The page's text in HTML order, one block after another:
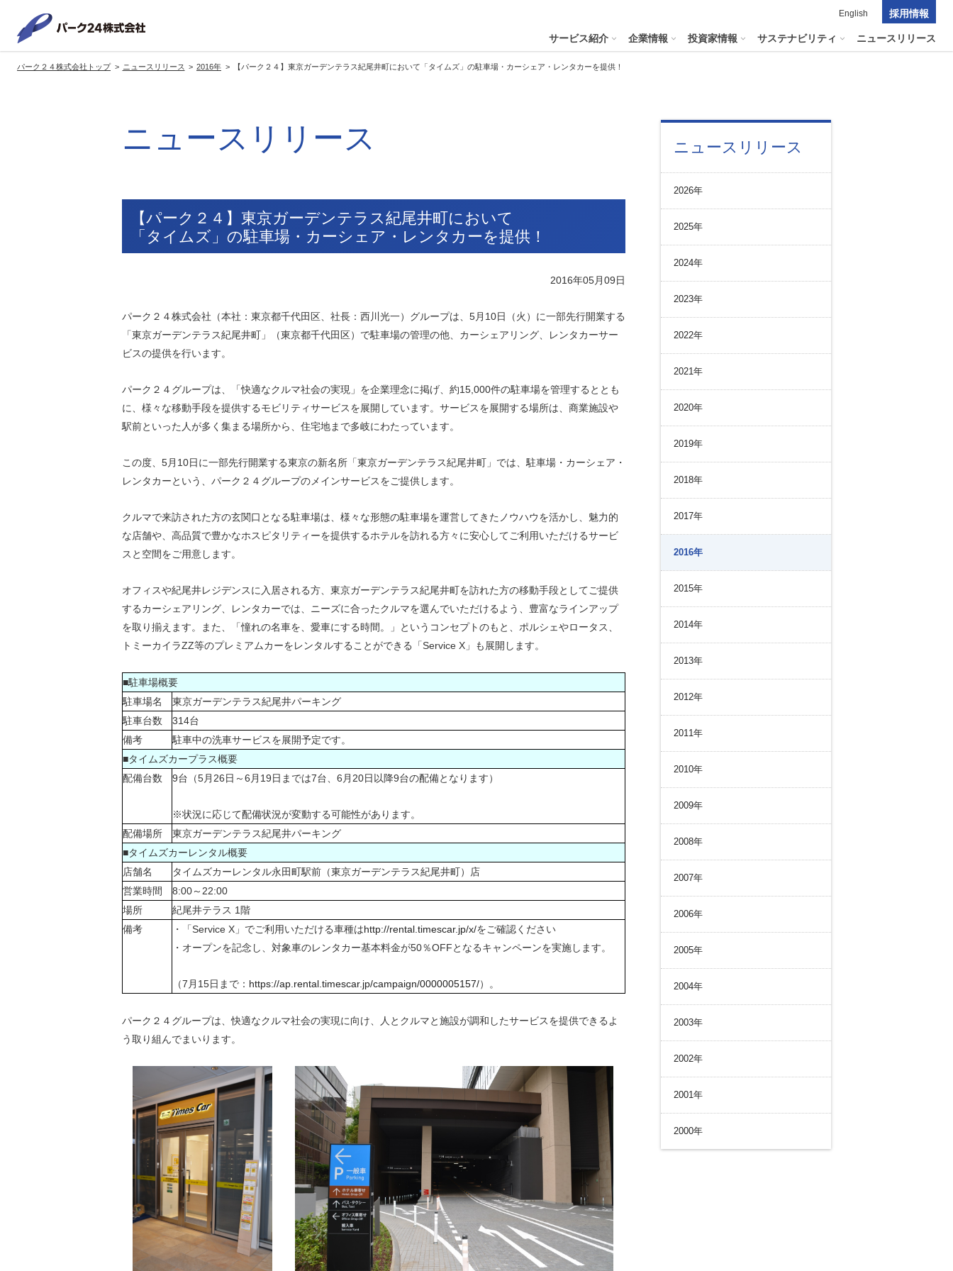
サービス紹介
駐車場サービス モビリティサービス 会員サービス
企業情報
グループの方針・展開
展開ブランド
事業拠点
会社案内
パーク２４グループ一覧
沿革
スポーツ活動
一般事業主行動計画
コンプライアンスとインテグリティ
投資家情報
経営方針
中期経営計画
（PDFファイル）
事業等のリスク
財務状況
キャッシュ・フローの状況
説明会資料・動画
有価証券報告書
統合報告書・アニュアルレポート
株式情報
株価情報 株主構成 配当情報 発行体格付 電子公告
規則
個人投資家の皆様へ
パーク２４のあゆみ
市場環境
サステナビリティ
トップコミットメント サステナビリティの推進
サステナビリティ推進体制
サステナビリティ関連データ
イニシアチブへの参画・社外からの評価​
マテリアリティ
中長期目標
環境負荷低減への貢献
（TCFD）
編集方針 （PDFファイル）
人材戦略
健康経営の推進
お客様への責任
統合報告書 ※投資家情報へリンクします
コーポレート・ガバナンスの状況
リスク管理
コンプライアンスとインテグリティ
ニュースリリース
English 採用情報
パーク２４株式会社トップ ニュースリリース 2016年 【パーク２４】東京ガーデンテラス紀尾井町において「タイムズ」の駐車場・カーシェア・レンタカーを提供！
ニュースリリース
【パーク２４】東京ガーデンテラス紀尾井町において
「タイムズ」の駐車場・カーシェア・レンタカーを提供！
2016年05月09日
パーク２４株式会社（本社：東京都千代田区、社長：西川光一）グループは、5月10日（火）に一部先行開業する
「東京ガーデンテラス紀尾井町」（東京都千代田区）で駐車場の管理の他、カーシェアリング、レンタカーサー
ビスの提供を行います。
パーク２４グループは、「快適なクルマ社会の実現」を企業理念に掲げ、約15,000件の駐車場を管理するととも
に、様々な移動手段を提供するモビリティサービスを展開しています。サービスを展開する場所は、商業施設や
駅前といった人が多く集まる場所から、住宅地まで多岐にわたっています。
この度、5月10日に一部先行開業する東京の新名所「東京ガーデンテラス紀尾井町」では、駐車場・カーシェア・
レンタカーという、パーク２４グループのメインサービスをご提供します。
クルマで来訪された方の玄関口となる駐車場は、様々な形態の駐車場を運営してきたノウハウを活かし、魅力的
な店舗や、高品質で豊かなホスピタリティーを提供するホテルを訪れる方々に安心してご利用いただけるサービ
スと空間をご用意します。
オフィスや紀尾井レジデンスに入居される方、東京ガーデンテラス紀尾井町を訪れた方の移動手段としてご提供
するカーシェアリング、レンタカーでは、ニーズに合ったクルマを選んでいただけるよう、豊富なラインアップ
を取り揃えます。また、「憧れの名車を、愛車にする時間。」というコンセプトのもと、ポルシェやロータス、
トミーカイラZZ等のプレミアムカーをレンタルすることができる「Service X」も展開します。
■駐車場概要
駐車場名
東京ガーデンテラス紀尾井パーキング
駐車台数
314台
備考
駐車中の洗車サービスを展開予定です。
■タイムズカープラス概要
配備台数
9台（5月26日～6月19日までは7台、6月20日以降9台の配備となります）
※状況に応じて配備状況が変動する可能性があります。
配備場所
東京ガーデンテラス紀尾井パーキング
■タイムズカーレンタル概要
店舗名
タイムズカーレンタル永田町駅前（東京ガーデンテラス紀尾井町）店
営業時間
8:00～22:00
場所
紀尾井テラス 1階
備考
・「Service X」でご利用いただける車種はhttp://rental.timescar.jp/x/をご確認ください
・オープンを記念し、対象車のレンタカー基本料金が50％OFFとなるキャンペーンを実施します。
（7月15日まで： https://ap.rental.timescar.jp/campaign/0000005157/）。
パーク２４グループは、快適なクルマ社会の実現に向け、人とクルマと施設が調和したサービスを提供できるよ
う取り組んでまいります。
ニュースリリース
2026年
2025年
2024年
2023年
2022年
2021年
2020年
2019年
2018年
2017年
2016年
2015年
2014年
2013年
2012年
2011年
2010年
2009年
2008年
2007年
2006年
2005年
2004年
2003年
2002年
2001年
2000年